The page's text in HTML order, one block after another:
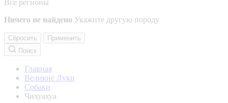
Все регионы
Ничего не найдено Укажите другую породу
Сбросить
Применить
Поиск
Главная
Великие Луки
Собаки
Чихуахуа